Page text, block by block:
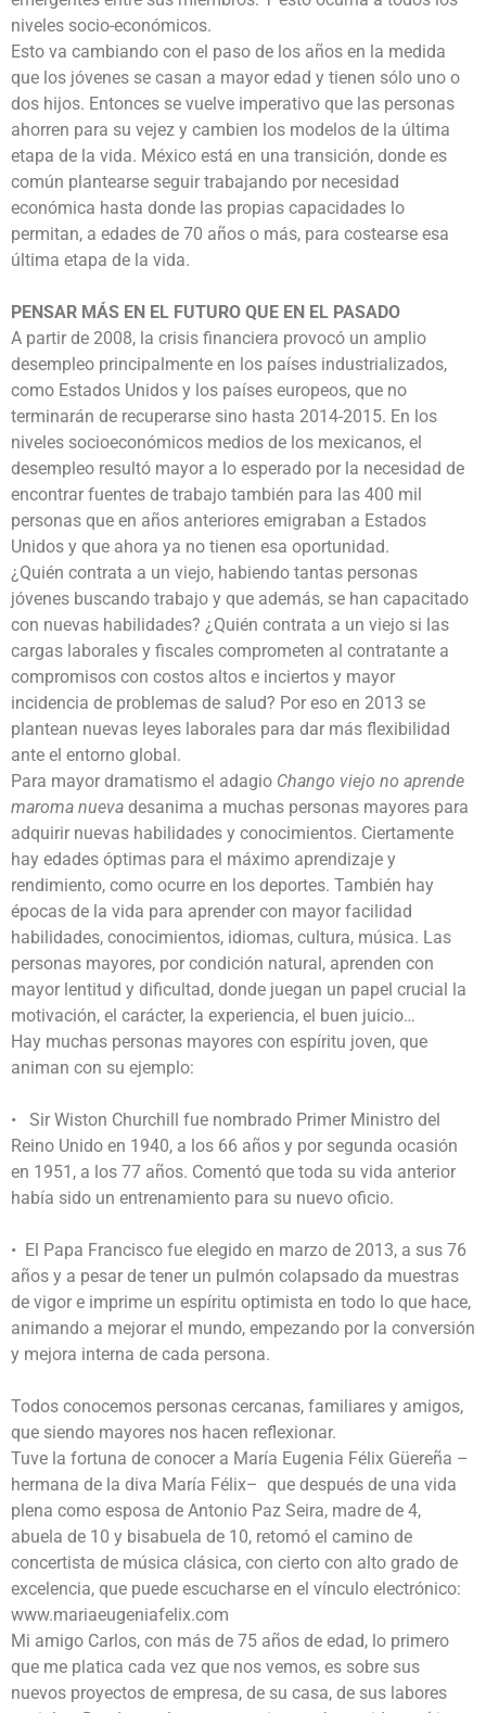
niveles socio-económicos.
Esto va cambiando con el paso de los años en la medida
que los jóvenes se casan a mayor edad y tienen sólo uno o
dos hijos. Entonces se vuelve imperativo que las personas
ahorren para su vejez y cambien los modelos de la última
etapa de la vida. México está en una transición, donde es
común plantearse seguir trabajando por necesidad
económica hasta donde las propias capacidades lo
permitan, a edades de 70 años o más, para costearse esa
última etapa de la vida.
PENSAR MÁS EN EL FUTURO QUE EN EL PASADO
A partir de 2008, la crisis financiera provocó un amplio
desempleo principalmente en los países industrializados,
como Estados Unidos y los países europeos, que no
terminarán de recuperarse sino hasta 2014-2015. En los
niveles socioeconómicos medios de los mexicanos, el
desempleo resultó mayor a lo esperado por la necesidad de
encontrar fuentes de trabajo también para las 400 mil
personas que en años anteriores emigraban a Estados
Unidos y que ahora ya no tienen esa oportunidad.
¿Quién contrata a un viejo, habiendo tantas personas
jóvenes buscando trabajo y que además, se han capacitado
con nuevas habilidades? ¿Quién contrata a un viejo si las
cargas laborales y fiscales comprometen al contratante a
compromisos con costos altos e inciertos y mayor
incidencia de problemas de salud? Por eso en 2013 se
plantean nuevas leyes laborales para dar más flexibilidad
ante el entorno global.
Para mayor dramatismo el adagio Chango viejo no aprende
maroma nueva desanima a muchas personas mayores para
adquirir nuevas habilidades y conocimientos. Ciertamente
hay edades óptimas para el máximo aprendizaje y
rendimiento, como ocurre en los deportes. También hay
épocas de la vida para aprender con mayor facilidad
habilidades, conocimientos, idiomas, cultura, música. Las
personas mayores, por condición natural, aprenden con
mayor lentitud y dificultad, donde juegan un papel crucial la
motivación, el carácter, la experiencia, el buen juicio…
Hay muchas personas mayores con espíritu joven, que
animan con su ejemplo:
• Sir Wiston Churchill fue nombrado Primer Ministro del
Reino Unido en 1940, a los 66 años y por segunda ocasión
en 1951, a los 77 años. Comentó que toda su vida anterior
había sido un entrenamiento para su nuevo oficio.
• El Papa Francisco fue elegido en marzo de 2013, a sus 76
años y a pesar de tener un pulmón colapsado da muestras
de vigor e imprime un espíritu optimista en todo lo que hace,
animando a mejorar el mundo, empezando por la conversión
y mejora interna de cada persona.
Todos conocemos personas cercanas, familiares y amigos,
que siendo mayores nos hacen reflexionar.
Tuve la fortuna de conocer a María Eugenia Félix Güereña –
hermana de la diva María Félix– que después de una vida
plena como esposa de Antonio Paz Seira, madre de 4,
abuela de 10 y bisabuela de 10, retomó el camino de
concertista de música clásica, con cierto con alto grado de
excelencia, que puede escucharse en el vínculo electrónico:
www.mariaeugeniafelix.com
Mi amigo Carlos, con más de 75 años de edad, lo primero
que me platica cada vez que nos vemos, es sobre sus
nuevos proyectos de empresa, de su casa, de sus labores